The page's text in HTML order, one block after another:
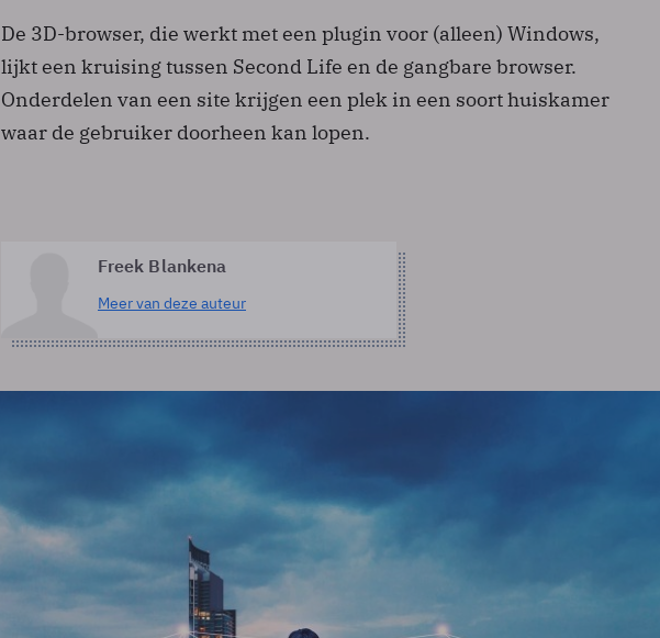
De 3D-browser, die werkt met een plugin voor (alleen) Windows,
lijkt een kruising tussen Second Life en de gangbare browser.
Onderdelen van een site krijgen een plek in een soort huiskamer
waar de gebruiker doorheen kan lopen.
Freek Blankena
Meer van deze auteur